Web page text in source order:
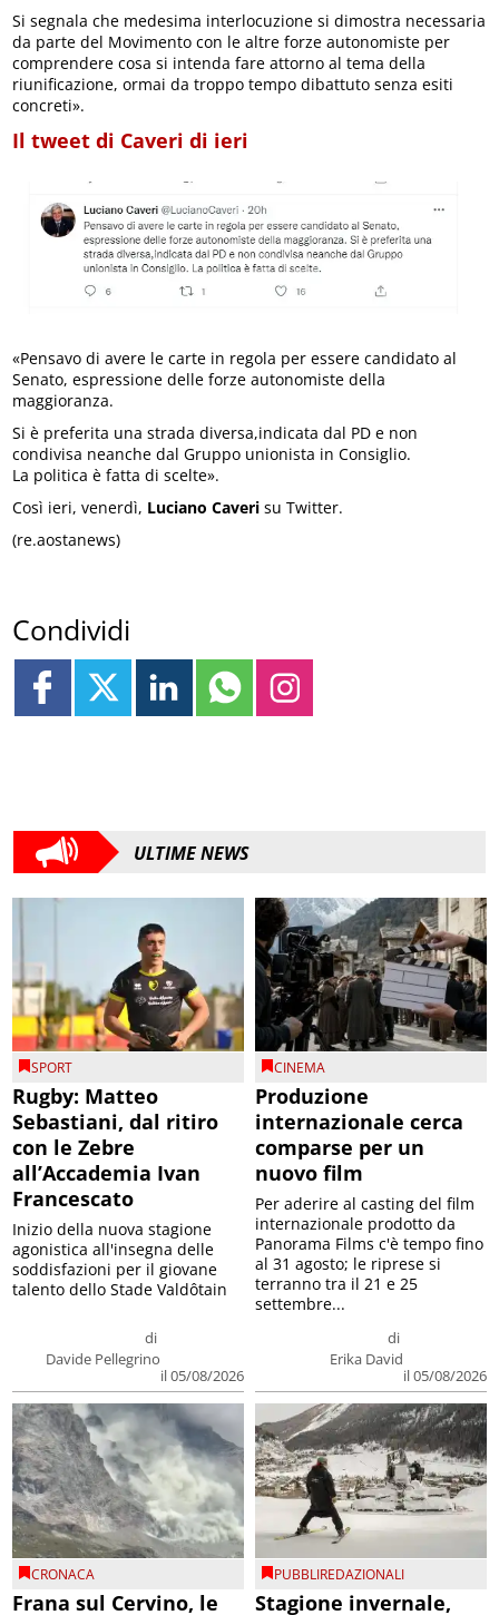
Si segnala che medesima interlocuzione si dimostra necessaria
da parte del Movimento con le altre forze autonomiste per
comprendere cosa si intenda fare attorno al tema della
riunificazione, ormai da troppo tempo dibattuto senza esiti
concreti».
Il tweet di Caveri di ieri
«Pensavo di avere le carte in regola per essere candidato al
Senato, espressione delle forze autonomiste della
maggioranza.
Si è preferita una strada diversa,indicata dal PD e non
condivisa neanche dal Gruppo unionista in Consiglio.
La politica è fatta di scelte».
Così ieri, venerdì, Luciano Caveri su Twitter.
(re.aostanews)
Condividi
ULTIME NEWS
SPORT
Rugby: Matteo
Sebastiani, dal ritiro
con le Zebre
all’Accademia Ivan
Francescato
di
Davide Pellegrino
il 05/08/2026
Inizio della nuova stagione
agonistica all'insegna delle
soddisfazioni per il giovane
talento dello Stade Valdôtain
CINEMA
Produzione
internazionale cerca
comparse per un
nuovo film
di
Erika David
il 05/08/2026
Per aderire al casting del film
internazionale prodotto da
Panorama Films c'è tempo fino
al 31 agosto; le riprese si
terranno tra il 21 e 25
settembre...
CRONACA
Frana sul Cervino, le
PUBBLIREDAZIONALI
Stagione invernale,